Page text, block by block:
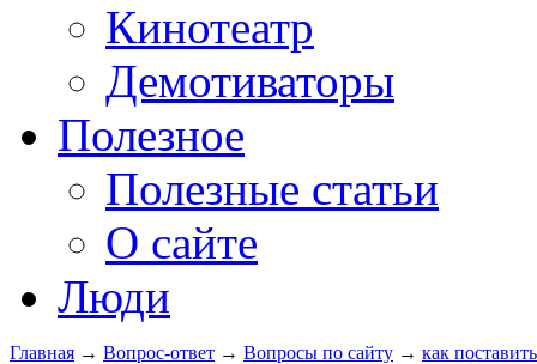
Кинотеатр
Демотиваторы
Полезное
Полезные статьи
О сайте
Люди
Главная → Вопрос-ответ → Вопросы по сайту → как